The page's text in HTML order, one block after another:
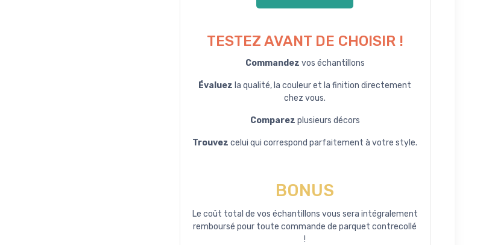
TESTEZ AVANT DE CHOISIR !
Commandez vos échantillons
Évaluez la qualité, la couleur et la finition directement
chez vous.
Comparez plusieurs décors
Trouvez celui qui correspond parfaitement à votre style.
BONUS
Le coût total de vos échantillons vous sera intégralement
remboursé pour toute commande de parquet contrecollé
!